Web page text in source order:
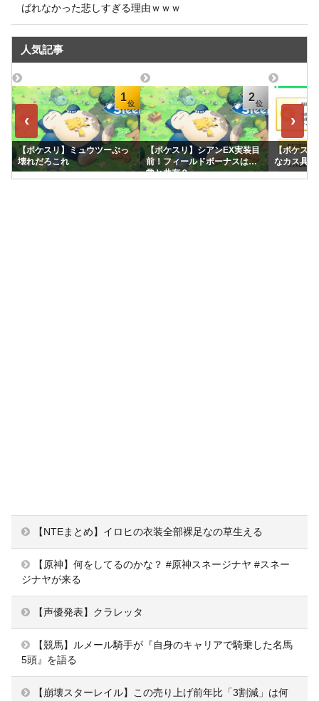
ばれなかった悲しすぎる理由ｗｗｗ
人気記事
‹
1
【ポケスリ】ミュウツーぶっ
壊れだろこれ
2
【ポケスリ】シアンEX実装目
前！フィールドボーナスは通
常と共有？
【ポケス
なカス具合
›
【NTEまとめ】イロヒの衣装全部裸足なの草生える
【原神】何をしてるのかな？ #原神スネージナヤ #スネー
ジナヤが来る
【声優発表】クラレッタ
【競馬】ルメール騎手が『自身のキャリアで騎乗した名馬
5頭』を語る
【崩壊スターレイル】この売り上げ前年比「3割減」は何